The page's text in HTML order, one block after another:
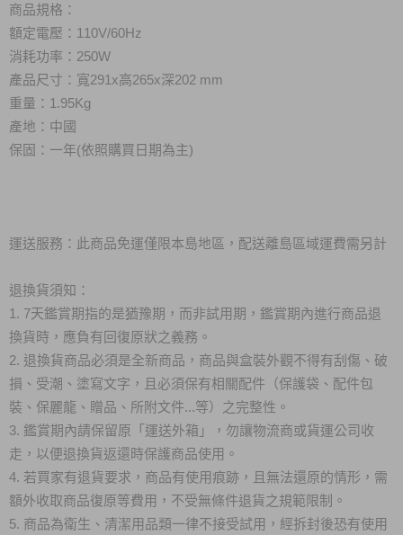
商品規格：
額定電壓：110V/60Hz
消耗功率：250W
產品尺寸：寬291x高265x深202 mm
重量：1.95Kg
產地：中國
保固：一年(依照購買日期為主)
運送服務：此商品免運僅限本島地區，配送離島區域運費需另計
退換貨須知：
1. 7天鑑賞期指的是猶豫期，而非試用期，鑑賞期內進行商品退
換貨時，應負有回復原狀之義務。
2. 退換貨商品必須是全新商品，商品與盒裝外觀不得有刮傷、破
損、受潮、塗寫文字，且必須保有相關配件（保護袋、配件包
裝、保麗龍、贈品、所附文件...等）之完整性。
3. 鑑賞期內請保留原「運送外箱」，勿讓物流商或貨運公司收
走，以便退換貨返還時保護商品使用。
4. 若買家有退貨要求，商品有使用痕跡，且無法還原的情形，需
額外收取商品復原等費用，不受無條件退貨之規範限制。
5. 商品為衛生、清潔用品類一律不接受試用，經拆封後恐有使用